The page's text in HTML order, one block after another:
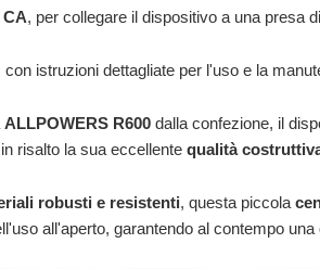
, per collegare il dispositivo a una presa
con istruzioni dettagliate per l'uso e la
ALLPOWERS R600 dalla confezione, il
risalto la sua eccellente qualità
robusti e resistenti, questa piccola
all'aperto, garantendo al contempo una